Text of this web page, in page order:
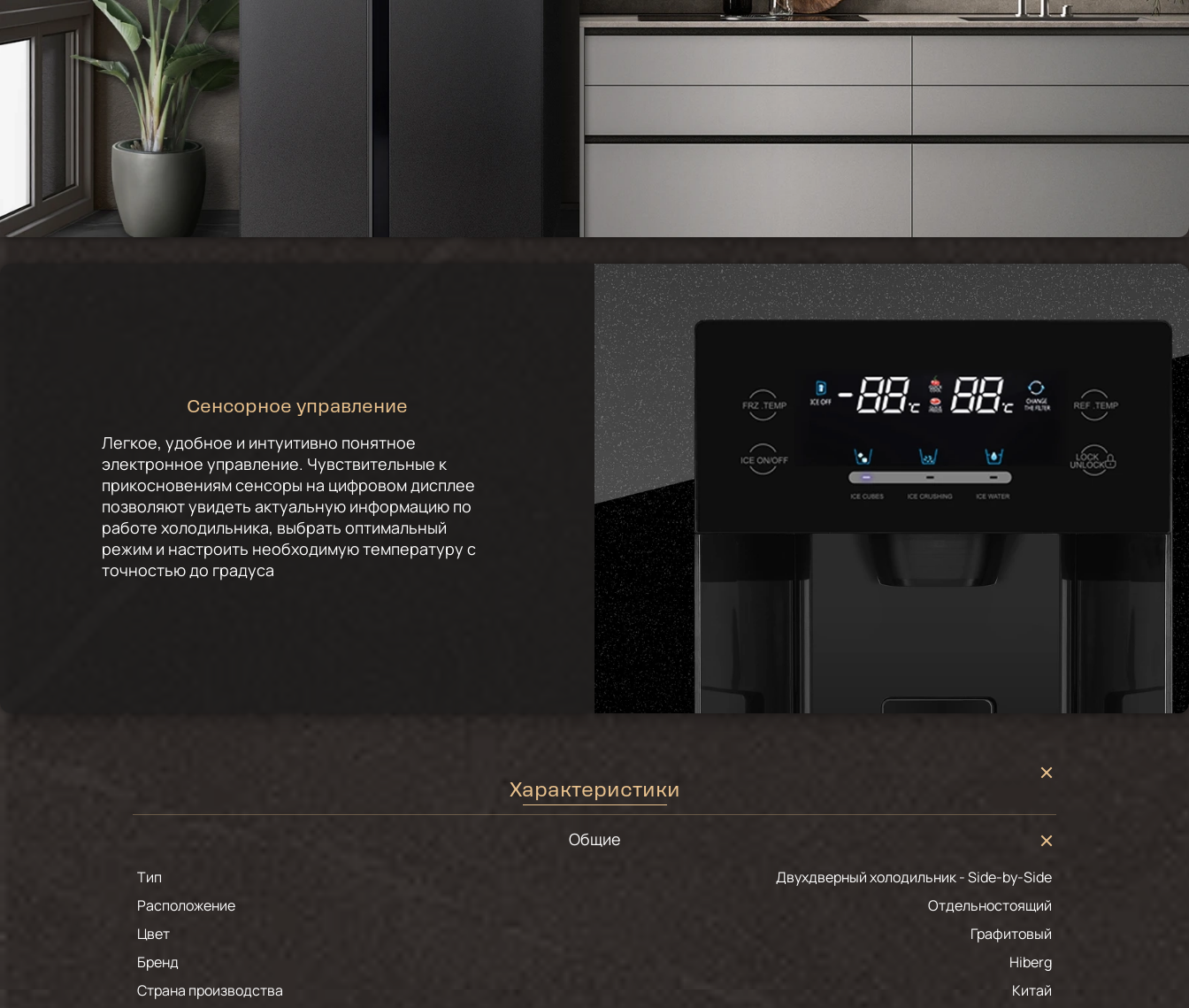
Сенсорное управление
Легкое, удобное и интуитивно понятное
электронное управление. Чувствительные к
прикосновениям сенсоры на цифровом дисплее
позволяют увидеть актуальную информацию по
работе холодильника, выбрать оптимальный
режим и настроить необходимую температуру с
точностью до градуса
Характеристики
Общие
Тип
Двухдверный холодильник - Side-by-Side
Расположение
Отдельностоящий
Цвет
графитовый
Бренд
Hiberg
Страна производства
Китай